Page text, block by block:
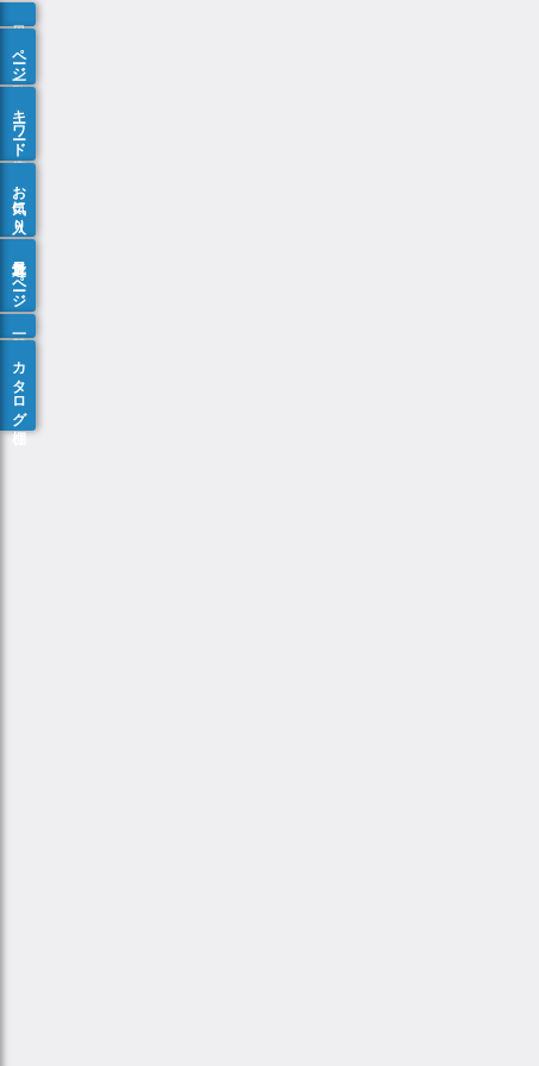
ページ一覧
キーワード検索
お気に入り
最近見たページ
カタログ棚